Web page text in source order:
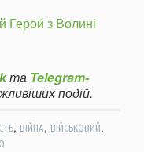
та Telegram-
подій.
, ВІЙНА, ВІЙСЬКОВИЙ,